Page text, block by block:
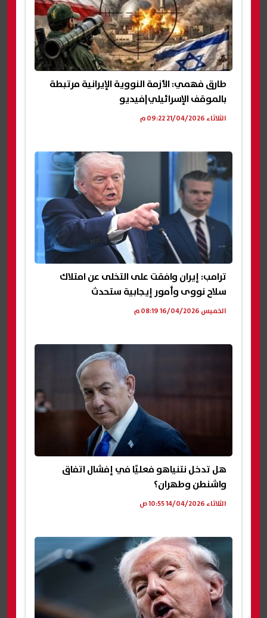
طارق فهمي: الأزمة النووية الإيرانية مرتبطة
بالموقف الإسرائيلي|فيديو
الثلاثاء 21/04/2026 09:22 م
ترامب: إيران وافقت على التخلى عن امتلاك
سلاح نووى وأمور إيجابية ستحدث
الخميس 16/04/2026 08:19 م
هل تدخل نتنياهو فعليًا في إفشال اتفاق
واشنطن وطهران؟
الثلاثاء 14/04/2026 10:55 ص